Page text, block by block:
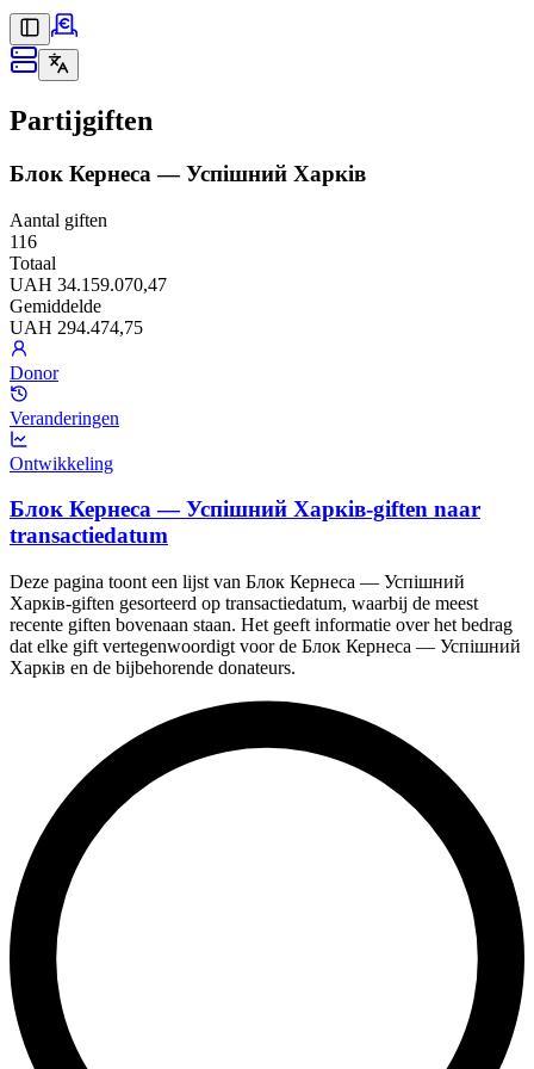
Partijgiften
Блок Кернеса — Успішний Харків
Aantal giften
116
Totaal
UAH 34.159.070,47
Gemiddelde
UAH 294.474,75
Donor
Veranderingen
Ontwikkeling
Блок Кернеса — Успішний Харків-giften naar
transactiedatum
Deze pagina toont een lijst van Блок Кернеса — Успішний
Харків-giften gesorteerd op transactiedatum, waarbij de meest
recente giften bovenaan staan. Het geeft informatie over het bedrag
dat elke gift vertegenwoordigt voor de Блок Кернеса — Успішний
Харків en de bijbehorende donateurs.